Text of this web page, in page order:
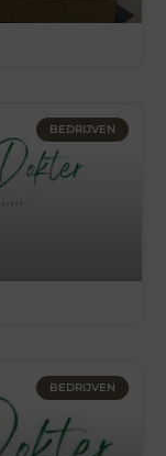
BEDRIJVEN
BEDRIJVEN